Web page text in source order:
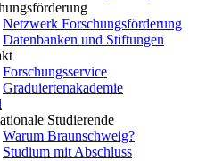
Netzwerk Forschungsförderung
Datenbanken und Stiftungen
Forschungsservice
Graduiertenakademie
Studierende
Warum Braunschweig?
Studium mit Abschluss